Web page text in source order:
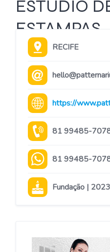
ESTÚDIO
ESTAMPAS
RECIFE
https://
81 99485-
81 99485-
Fundação | 2023